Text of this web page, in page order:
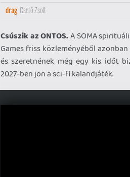
drag Csető Zsolt
Csúszik az ONTOS.A SOMA
Games friss közleményéből
és szeretnének még egy kis időt
2027-ben jön a sci-fi kalandjáték.